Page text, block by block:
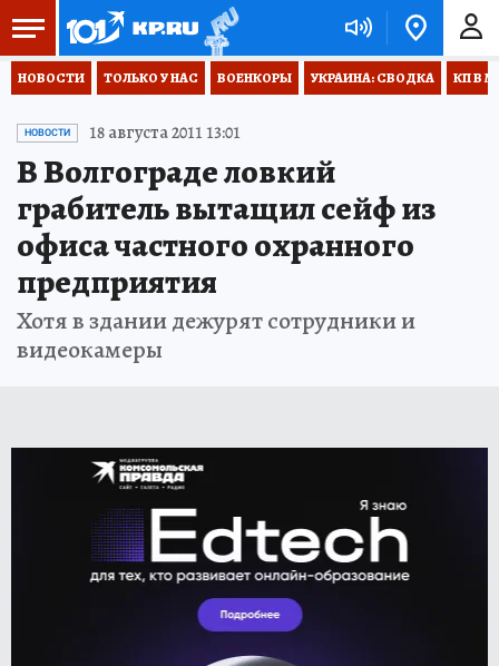
НОВОСТИ ТОЛЬКО У НАС ВОЕНКОРЫ УКРАИНА: СВОДКА КП В
НОВОСТИ 18 августа 2011 13:01
В Волгограде ловкий
грабитель вытащил сейф из
офиса частного охранного
предприятия
Хотя в здании дежурят сотрудники и
видеокамеры